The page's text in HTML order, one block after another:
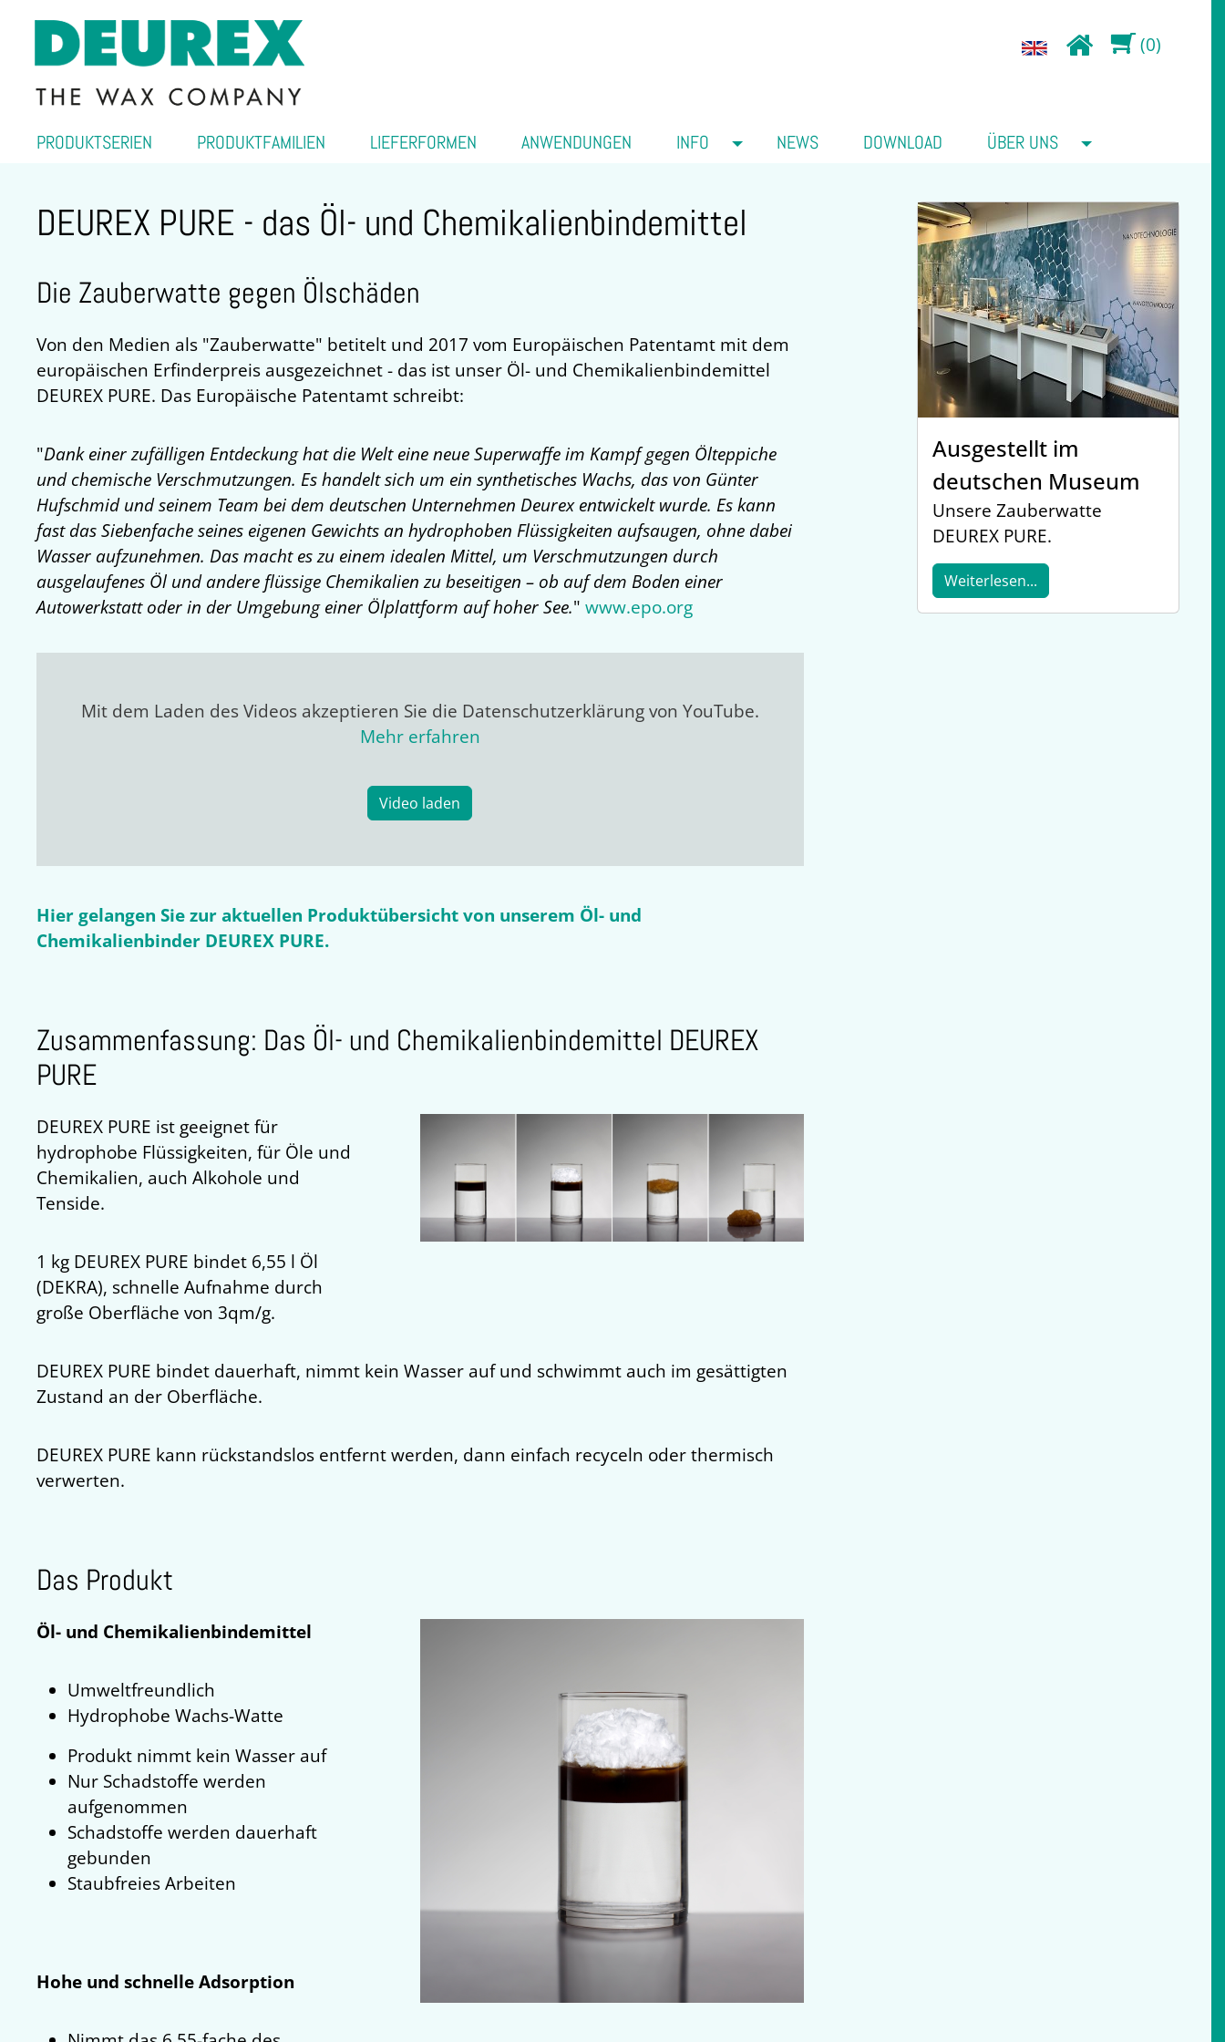
(0)
PRODUKTSERIEN PRODUKTFAMILIEN LIEFERFORMEN ANWENDUNGEN INFO NEWS DOWNLOAD ÜBER UNS
DEUREX PURE - das Öl- und Chemikalienbindemittel
Die Zauberwatte gegen Ölschäden
Von den Medien als "Zauberwatte" betitelt und 2017 vom Europäischen Patentamt mit dem
europäischen Erfinderpreis ausgezeichnet - das ist unser Öl- und Chemikalienbindemittel
DEUREX PURE. Das Europäische Patentamt schreibt:
"Dank einer zufälligen Entdeckung hat die Welt eine neue Superwaffe im Kampf gegen Ölteppiche
und chemische Verschmutzungen. Es handelt sich um ein synthetisches Wachs, das von Günter
Hufschmid und seinem Team bei dem deutschen Unternehmen Deurex entwickelt wurde. Es kann
fast das Siebenfache seines eigenen Gewichts an hydrophoben Flüssigkeiten aufsaugen, ohne dabei
Wasser aufzunehmen. Das macht es zu einem idealen Mittel, um Verschmutzungen durch
ausgelaufenes Öl und andere flüssige Chemikalien zu beseitigen – ob auf dem Boden einer
Autowerkstatt oder in der Umgebung einer Ölplattform auf hoher See." www.epo.org
Mit dem Laden des Videos akzeptieren Sie die Datenschutzerklärung von YouTube.
Mehr erfahren
Video laden
Hier gelangen Sie zur aktuellen Produktübersicht von unserem Öl- und
Chemikalienbinder DEUREX PURE.
Zusammenfassung: Das Öl- und Chemikalienbindemittel DEUREX
PURE
DEUREX PURE ist geeignet für
hydrophobe Flüssigkeiten, für Öle und
Chemikalien, auch Alkohole und
Tenside.
1 kg DEUREX PURE bindet 6,55 l Öl
(DEKRA), schnelle Aufnahme durch
große Oberfläche von 3qm/g.
DEUREX PURE bindet dauerhaft, nimmt kein Wasser auf und schwimmt auch im gesättigten
Zustand an der Oberfläche.
DEUREX PURE kann rückstandslos entfernt werden, dann einfach recyceln oder thermisch
verwerten.
Das Produkt
Öl- und Chemikalienbindemittel
Umweltfreundlich
Hydrophobe Wachs-Watte
Produkt nimmt kein Wasser auf
Nur Schadstoffe werden
aufgenommen
Schadstoffe werden dauerhaft
gebunden
Staubfreies Arbeiten
Hohe und schnelle Adsorption
Ausgestellt im
deutschen Museum
Unsere Zauberwatte
DEUREX PURE.
Weiterlesen...